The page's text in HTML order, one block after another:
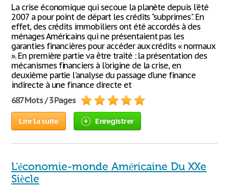
La crise économique qui secoue la planète depuis l'été
2007 a pour point de départ les crédits "subprimes". En
effet, des crédits immobiliers ont été accordés à des
ménages Américains qui ne présentaient pas les
garanties financières pour accéder aux crédits « normaux
». En première partie va être traité : la présentation des
mécanismes financiers à l'origine de la crise, en
deuxième partie l'analyse du passage d'une finance
indirecte à une finance directe et
687 Mots / 3 Pages
Lire la suite Enregistrer
L'économie-monde Américaine Du XXe
Siècle